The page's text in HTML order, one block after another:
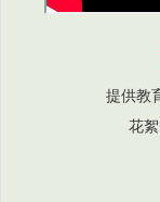
提供教
花